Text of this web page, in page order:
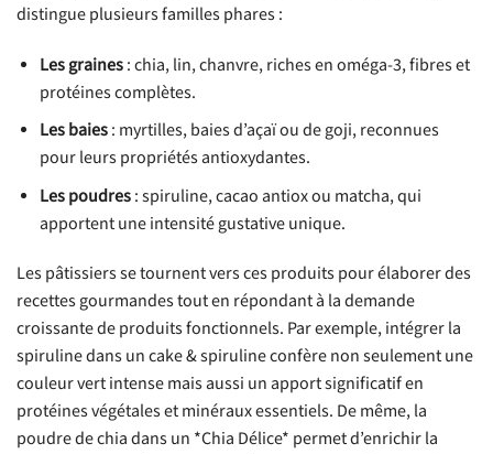
distingue plusieurs familles phares :
Les graines: chia, lin, chanvre, riches en oméga-3, fibres et
protéines complètes.
Les baies: myrtilles, baies d’açaï ou de goji, reconnues
pour leurs propriétés antioxydantes.
Les poudres: spiruline, cacao antiox ou matcha, qui
apportent une intensité gustative unique.
Les pâtissiers se tournent vers ces produits pour élaborer des
recettes gourmandes tout en répondant à la demande
croissante de produits fonctionnels. Par exemple, intégrer la
spiruline dans un cake & spiruline confère non seulement une
couleur vert intense mais aussi un apport significatif en
protéines végétales et minéraux essentiels. De même, la
poudre de chia dans un *Chia Délice* permet d’enrichir la